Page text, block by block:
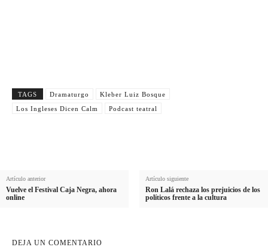
i
d
l
TAGS Dramaturgo
Kleber Luiz Bosque
Los Ingleses Dicen Calm
Podcast teatral
Artículo anterior
Vuelve el Festival Caja Negra, ahora
online
Artículo siguiente
Ron Lalá rechaza los prejuicios de los
políticos frente a la cultura
DEJA UN COMENTARIO